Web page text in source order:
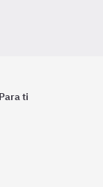
Para ti